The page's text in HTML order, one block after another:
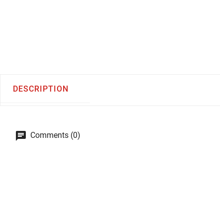
DESCRIPTION
Comments (0)